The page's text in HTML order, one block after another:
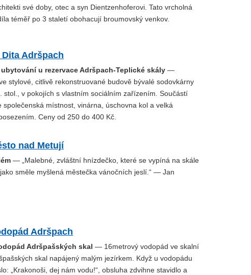
své doby, otec a syn Dientzenhoferovi. Tato vrcholná
téměř po 3 staletí obohacují broumovský venkov.
Adršpach
u rezervace Adršpach-Teplické skály —
stylové, citlivě rekonstruované budově bývalé sodovkárny
stol., v pokojích s vlastním sociálním zařízením. Součástí
společenská místnost, vinárna, úschovna kol a velká
Ceny od 250 do 400 Kč.
nad Metují
— „Malebné, zvláštní hnízdečko, které se vypíná na skále
směle myšlená městečka vánočních jeslí.“ — Jan
Adršpach
Adršpašských skal — 16metrový vodopád ve skalní
skal napájený malým jezírkem. Když u vodopádu
„Krakonoši, dej nám vodu!“, obsluha zdvihne stavidlo a